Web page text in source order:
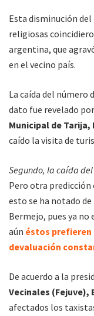
Esta disminución
religiosas
argentina, que
en el vecino país.
La caída del número
dato fue revelado
Municipal de Tarija,
caído la visita de
Segundo, la caída
Pero otra predicción
esto se ha notado
Bermejo, pues ya
aún éstos prefieren
devaluación
De acuerdo a la
Vecinales (Fejuve),
afectados los